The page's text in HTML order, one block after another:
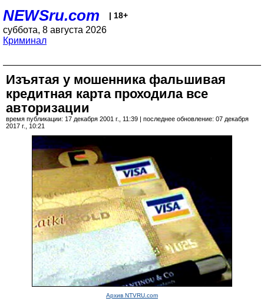
NEWSru.com | 18+
суббота, 8 августа 2026
Криминал
Изъятая у мошенника фальшивая
кредитная карта проходила все
авторизации
время публикации: 17 декабря 2001 г., 11:39 | последнее обновление: 07 декабря
2017 г., 10:21
Архив NTVRU.com